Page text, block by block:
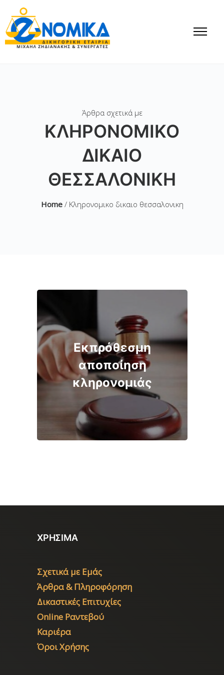
Άρθρα σχετικά με
ΚΛΗΡΟΝΟΜΙΚΟ
ΔΙΚΑΙΟ
ΘΕΣΣΑΛΟΝΙΚΗ
Home/ Κληρονομικο δικαιο θεσσαλονικη
Εκπρόθεσμη
αποποίηση
κληρονομιάς
ΧΡΗΣΙΜΑ
Σχετικά με Εμάς
Άρθρα & Πληροφόρηση
Δικαστικές Επιτυχίες
Online Ραντεβού
Καριέρα
Όροι Χρήσης